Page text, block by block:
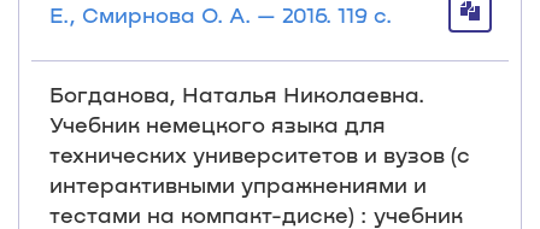
Е., Смирнова О. А. — 2016. 119 с.
Богданова, Наталья Николаевна.
Учебник немецкого языка для
технических университетов и вузов (с
интерактивными упражнениями и
тестами на компакт-диске) : учебник